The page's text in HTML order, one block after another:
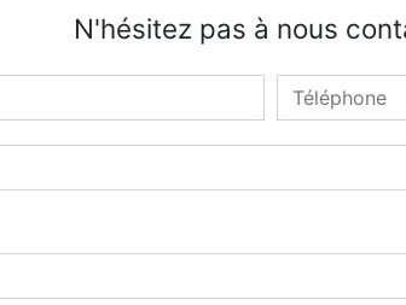
N'hésitez pas à nous